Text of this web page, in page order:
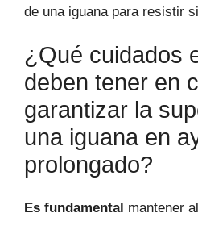
de una iguana para resistir
¿Qué cuidados
deben tener en
garantizar la
una iguana en
prolongado?
Es fundamental mantener al